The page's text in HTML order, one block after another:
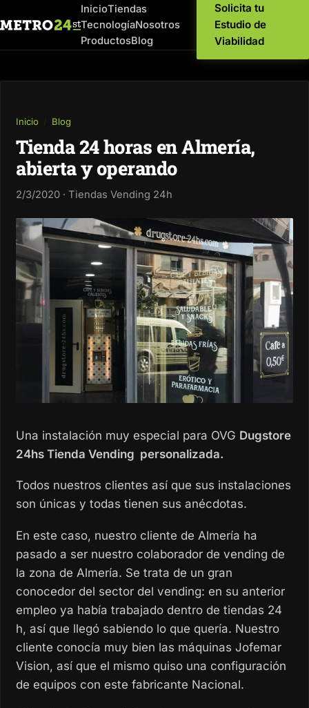
InicioTiendas
TecnologíaNosotros
ProductosBlog
Solicita tu
Estudio de
Viabilidad
Inicio Blog
Tienda 24 horas en Almería,
abierta y operando
2/3/2020 · Tiendas Vending 24h
Una instalación muy especial para OVG Dugstore
24hs Tienda Vending personalizada.
Todos nuestros clientes así que sus instalaciones
son únicas y todas tienen sus anécdotas.
En este caso, nuestro cliente de Almería ha
pasado a ser nuestro colaborador de vending de
la zona de Almería. Se trata de un gran
conocedor del sector del vending: en su anterior
empleo ya había trabajado dentro de tiendas 24
h, así que llegó sabiendo lo que quería. Nuestro
cliente conocía muy bien las máquinas Jofemar
Vision, así que el mismo quiso una configuración
de equipos con este fabricante Nacional.